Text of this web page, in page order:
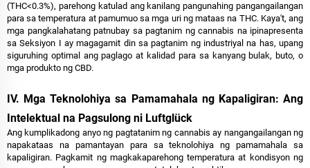
(THC<0.3%), parehong katulad ang kanilang pangunahing pangangailangan
para sa temperatura at pamumuo sa mga uri ng mataas na THC. Kaya't, ang
mga pangkalahatang patnubay sa pagtanim ng cannabis na ipinapresenta
sa Seksiyon I ay magagamit din sa pagtanim ng industriyal na has, upang
siguruhing optimal ang paglago at kalidad para sa kanyang bulak, buto, o
mga produkto ng CBD.
IV. Mga Teknolohiya sa Pamamahala ng Kapaligiran: Ang
Intelektual na Pagsulong ni Luftglück
Ang kumplikadong anyo ng pagtatanim ng cannabis ay nangangailangan ng
napakataas na pamantayan para sa teknolohiya ng pamamahala sa
kapaligiran. Pagkamit ng magkakaparehong temperatura at kondisyon ng